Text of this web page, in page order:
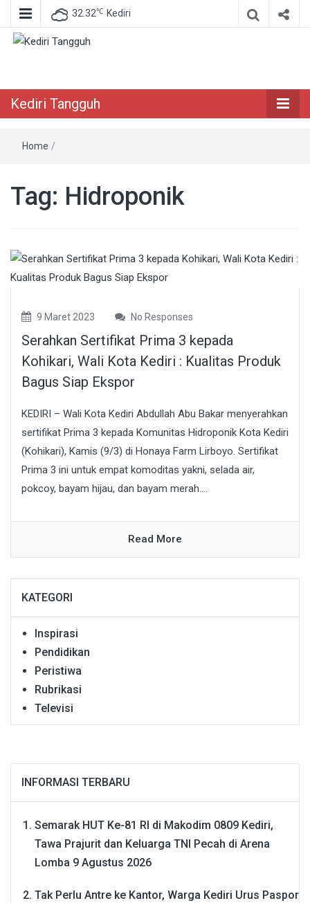
32.32℃ Kediri
Kediri Tangguh
Home /
Tag: Hidroponik
9 Maret 2023 No Responses
Serahkan Sertifikat Prima 3 kepada
Kohikari, Wali Kota Kediri : Kualitas Produk
Bagus Siap Ekspor
KEDIRI – Wali Kota Kediri Abdullah Abu Bakar menyerahkan
sertifikat Prima 3 kepada Komunitas Hidroponik Kota Kediri
(Kohikari), Kamis (9/3) di Honaya Farm Lirboyo. Sertifikat
Prima 3 ini untuk empat komoditas yakni, selada air,
pokcoy, bayam hijau, dan bayam merah....
Read More
KATEGORI
Inspirasi
Pendidikan
Peristiwa
Rubrikasi
Televisi
INFORMASI TERBARU
Semarak HUT Ke-81 RI di Makodim 0809 Kediri,
Tawa Prajurit dan Keluarga TNI Pecah di Arena
Lomba 9 Agustus 2026
Tak Perlu Antre ke Kantor, Warga Kediri Urus Paspor